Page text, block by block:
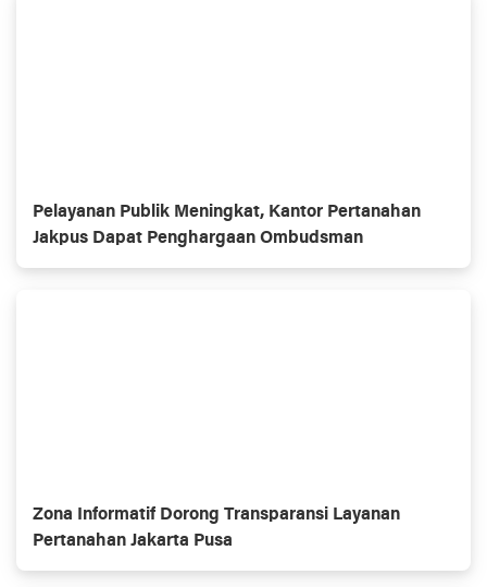
Pelayanan Publik Meningkat, Kantor Pertanahan
Jakpus Dapat Penghargaan Ombudsman
Zona Informatif Dorong Transparansi Layanan
Pertanahan Jakarta Pusa